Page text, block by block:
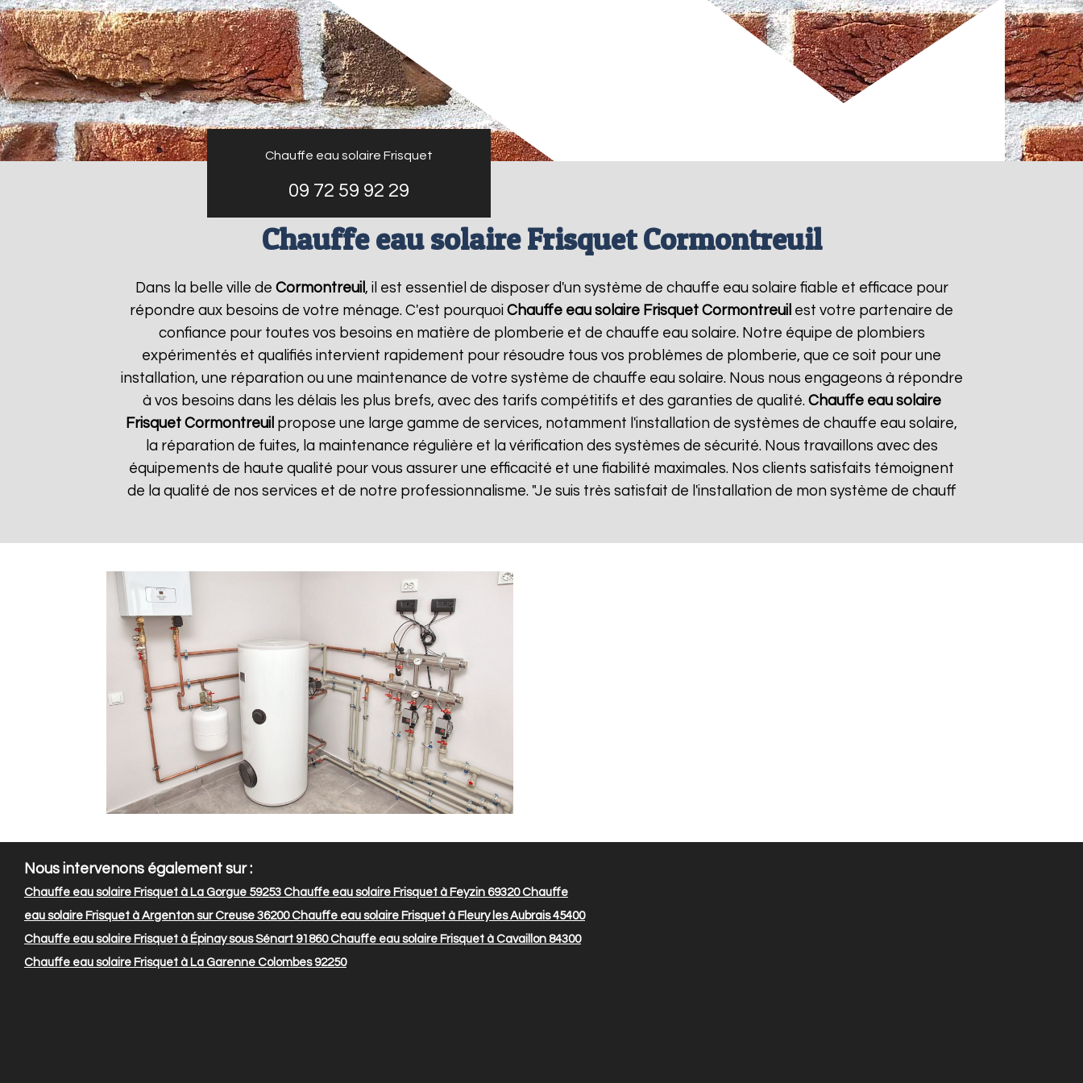
Chauffe eau solaire Frisquet
09 72 59 92 29
Chauffe eau solaire Frisquet Cormontreuil
Dans la belle ville de Cormontreuil , il est essentiel de disposer d'un système de chauffe eau solaire fiable et efficace pour
répondre aux besoins de votre ménage. C'est pourquoi Chauffe eau solaire Frisquet Cormontreuil est votre partenaire de
confiance pour toutes vos besoins en matière de plomberie et de chauffe eau solaire. Notre équipe de plombiers
expérimentés et qualifiés intervient rapidement pour résoudre tous vos problèmes de plomberie, que ce soit pour une
installation, une réparation ou une maintenance de votre système de chauffe eau solaire. Nous nous engageons à répondre
à vos besoins dans les délais les plus brefs, avec des tarifs compétitifs et des garanties de qualité. Chauffe eau solaire
Frisquet Cormontreuil propose une large gamme de services, notamment l'installation de systèmes de chauffe eau solaire,
la réparation de fuites, la maintenance régulière et la vérification des systèmes de sécurité. Nous travaillons avec des
équipements de haute qualité pour vous assurer une efficacité et une fiabilité maximales. Nos clients satisfaits témoignent
de la qualité de nos services et de notre professionnalisme. "Je suis très satisfait de l'installation de mon système de chauff
Nous intervenons également sur :
Chauffe eau solaire Frisquet à La Gorgue 59253 Chauffe eau solaire Frisquet à Feyzin 69320Chauffe
eau solaire Frisquet à Argenton sur Creuse 36200Chauffe eau solaire Frisquet à Fleury les Aubrais 45400
Chauffe eau solaire Frisquet à Épinay sous Sénart 91860Chauffe eau solaire Frisquet à Cavaillon 84300
Chauffe eau solaire Frisquet à La Garenne Colombes 92250